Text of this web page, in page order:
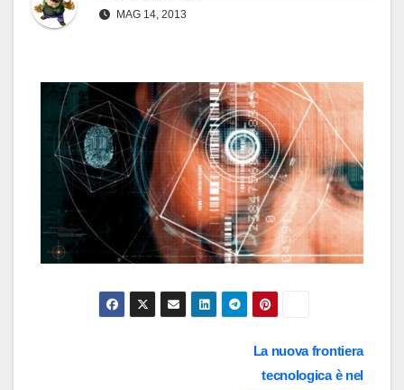
MAG 14, 2013
La nuova frontiera
tecnologica è nel